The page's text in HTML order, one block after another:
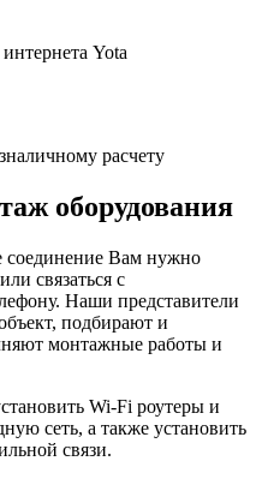
Yota
расчету
оборудования
соединение Вам нужно
связаться с
Наши представители
подбирают и
монтажные работы и
Wi-Fi роутеры и
сеть, а также установить
связи.